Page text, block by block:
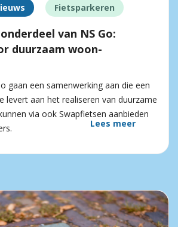
Fietsparkeren
van NS Go:
duurzaam woon-
gaan een samenwerking aan die een
levert aan het realiseren van duurzame
via ook Swapfietsen aanbieden
Lees meer